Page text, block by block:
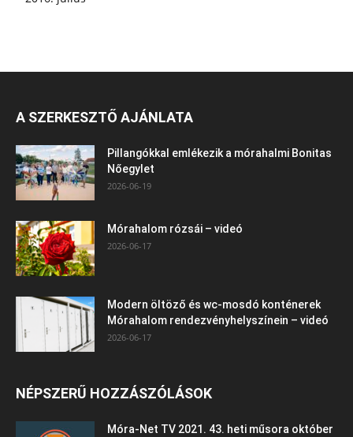
A SZERKESZTŐ AJÁNLATA
Pillangókkal emlékezik a mórahalmi Bonitas
Nőegylet
2026-06-19
Mórahalom rózsái – videó
2026-06-17
Modern öltöző és wc-mosdó konténerek
Mórahalom rendezvényhelyszínein – videó
2026-06-17
NÉPSZERŰ HOZZÁSZÓLÁSOK
Móra-Net TV 2021. 43. heti műsora október